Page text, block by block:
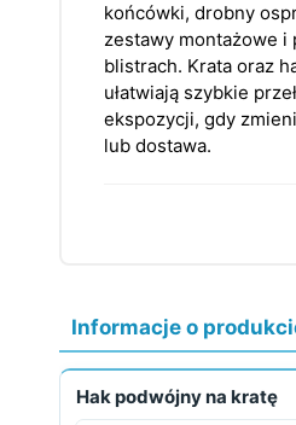
końcówki, drobny
zestawy montażowe i
blistrach. Krata oraz
ułatwiają szybkie
ekspozycji, gdy
lub dostawa.
Informacje o
Hak podwójny na kratę